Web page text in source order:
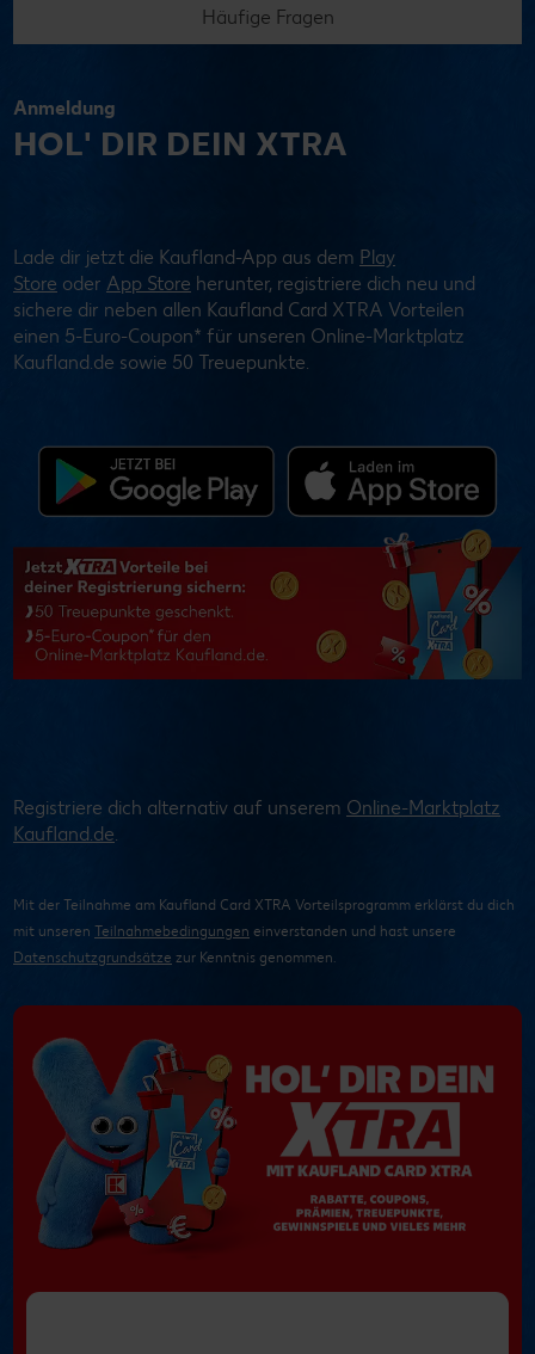
Häufige Fragen
Anmeldung
HOL' DIR DEIN XTRA
Lade dir jetzt die Kaufland-App aus dem Play
Store oder App Store herunter, registriere dich neu und
sichere dir neben allen Kaufland Card XTRA Vorteilen
einen 5-Euro-Coupon* für unseren Online-Marktplatz
Kaufland.de sowie 50 Treuepunkte.
Registriere dich alternativ auf unserem Online-Marktplatz
Kaufland.de.
Mit der Teilnahme am Kaufland Card XTRA Vorteilsprogramm erklärst du dich
mit unseren Teilnahmebedingungen einverstanden und hast unsere
Datenschutzgrundsätze zur Kenntnis genommen.